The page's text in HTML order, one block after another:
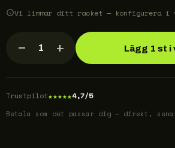
Vi limmar ditt racket — konfigurera i
− 1 + Lägg 1 st i
Trustpilot★★★★★4,7/5
Betala som det passar dig — direkt,